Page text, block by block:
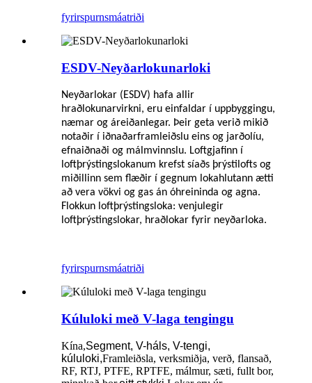
fyrirspurnsmáatriði
ESDV-Neyðarlokunarloki
Neyðarlokar (ESDV) hafa allir
hraðlokunarvirkni, eru einfaldar í uppbyggingu,
næmar og áreiðanlegar. Þeir geta verið mikið
notaðir í iðnaðarframleiðslu eins og jarðolíu,
efnaiðnaði og málmvinnslu. Loftgjafinn í
loftþrýstingslokanum krefst síaðs þrýstilofts og
miðillinn sem flæðir í gegnum lokahlutann ætti
að vera vökvi og gas án óhreininda og agna.
Flokkun loftþrýstingsloka: venjulegir
loftþrýstingslokar, hraðlokar fyrir neyðarloka.
fyrirspurnsmáatriði
Kúluloki með V-laga tengingu
Kína,Segment, V-háls, V-tengi,
kúluloki,Framleiðsla, verksmiðja, verð, flansað,
RF, RTJ, PTFE, RPTFE, málmur, sæti, fullt bor,